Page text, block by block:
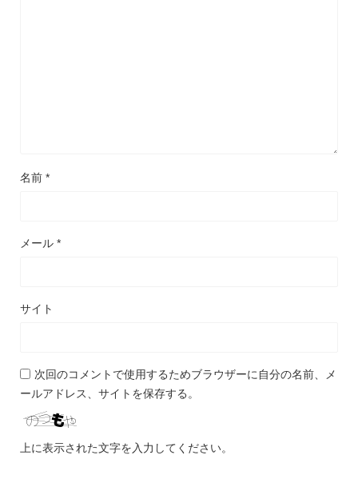
名前 *
メール *
サイト
次回のコメントで使用するためブラウザーに自分の名前、メ
ールアドレス、サイトを保存する。
上に表示された文字を入力してください。